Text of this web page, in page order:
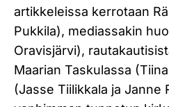
artikkeleissa kerrotaan
Pukkila), mediassakin
Oravisjärvi),
Maarian Taskulassa
(Jasse Tiilikkala ja Janne